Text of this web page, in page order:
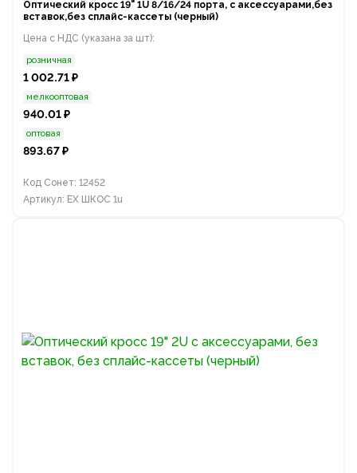
Оптический кросс 19" 1U 8/16/24 порта, с аксессуарами,без
вставок,без сплайс-кассеты (черный)
Цена с НДС (указана за шт):
розничная
1 002.71 ₽
мелкооптовая
940.01 ₽
оптовая
893.67 ₽
Код Сонет: 12452
Артикул: EX ШКОС 1u